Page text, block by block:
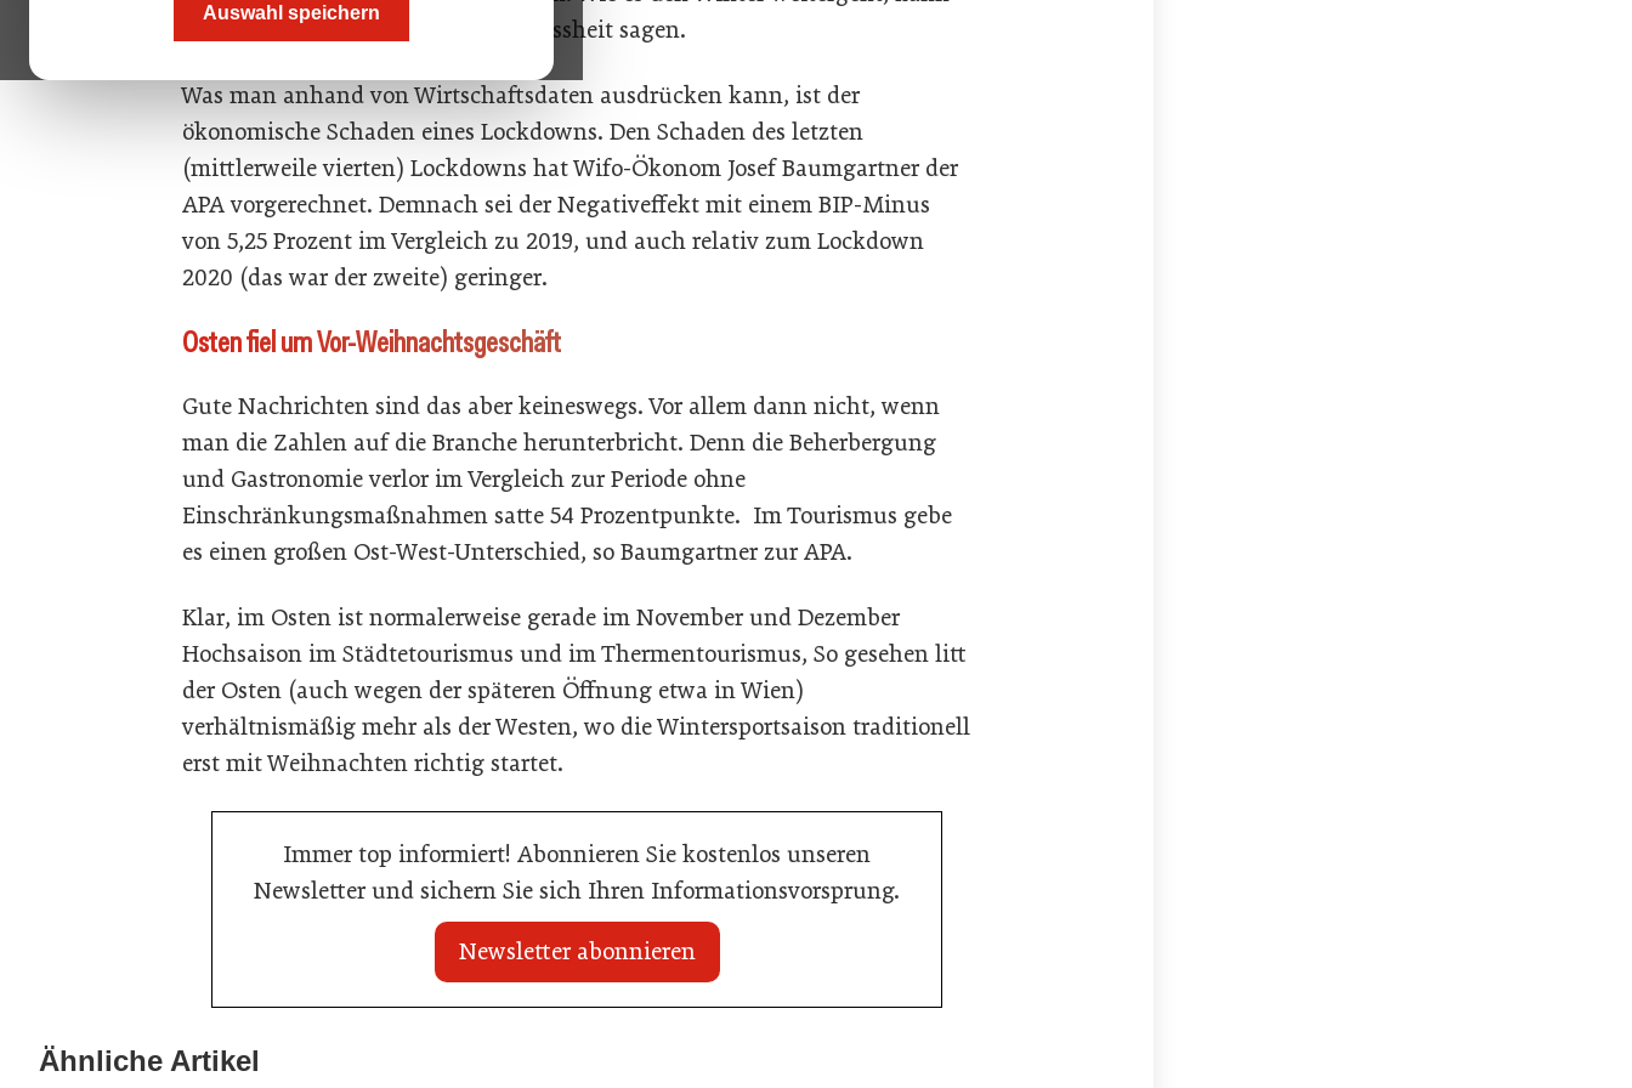
Auswahl speichern
derzeit wahrlich niemand mit Gewissheit sagen.
Was man anhand von Wirtschaftsdaten ausdrücken kann, ist der
ökonomische Schaden eines Lockdowns. Den Schaden des letzten
(mittlerweile vierten) Lockdowns hat Wifo-Ökonom Josef Baumgartner der
APA vorgerechnet. Demnach sei der Negativeffekt mit einem BIP-Minus
von 5,25 Prozent im Vergleich zu 2019, und auch relativ zum Lockdown
2020 (das war der zweite) geringer.
Osten fiel um Vor-Weihnachtsgeschäft
Gute Nachrichten sind das aber keineswegs. Vor allem dann nicht, wenn
man die Zahlen auf die Branche herunterbricht. Denn die Beherbergung
und Gastronomie verlor im Vergleich zur Periode ohne
Einschränkungsmaßnahmen satte 54 Prozentpunkte. Im Tourismus gebe
es einen großen Ost-West-Unterschied, so Baumgartner zur APA.
Klar, im Osten ist normalerweise gerade im November und Dezember
Hochsaison im Städtetourismus und im Thermentourismus, So gesehen litt
der Osten (auch wegen der späteren Öffnung etwa in Wien)
verhältnismäßig mehr als der Westen, wo die Wintersportsaison traditionell
erst mit Weihnachten richtig startet.
Immer top informiert! Abonnieren Sie kostenlos unseren
Newsletter und sichern Sie sich Ihren Informationsvorsprung.
Newsletter abonnieren
Ähnliche Artikel
Land Steiermark startet